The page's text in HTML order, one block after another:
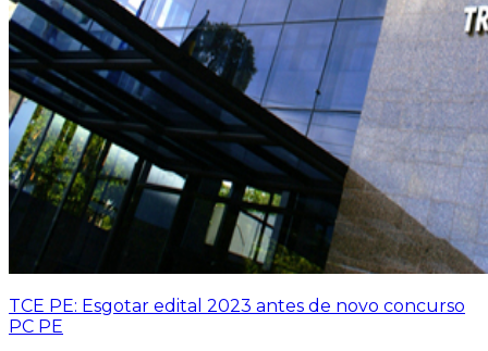
TCE PE: Esgotar edital 2023 antes de novo concurso
PC PE